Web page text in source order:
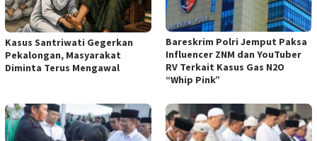
Kasus Santriwati Gegerkan
Pekalongan, Masyarakat
Diminta Terus Mengawal
Bareskrim Polri Jemput Paksa
Influencer ZNM dan YouTuber
RV Terkait Kasus Gas N2O
“Whip Pink”